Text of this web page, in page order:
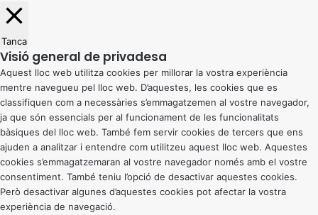
Tanca
Visió general de privadesa
Aquest lloc web utilitza cookies per millorar la vostra experiència
mentre navegueu pel lloc web. D’aquestes, les cookies que es
classifiquen com a necessàries s’emmagatzemen al vostre navegador,
ja que són essencials per al funcionament de les funcionalitats
bàsiques del lloc web. També fem servir cookies de tercers que ens
ajuden a analitzar i entendre com utilitzeu aquest lloc web. Aquestes
cookies s’emmagatzemaran al vostre navegador només amb el vostre
consentiment. També teniu l’opció de desactivar aquestes cookies.
Però desactivar algunes d’aquestes cookies pot afectar la vostra
experiència de navegació.